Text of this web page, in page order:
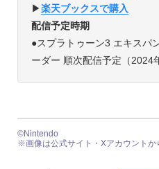
▶︎楽天ブックスで購入
配信予定時期
●スプラトゥーン3 エキス
ーダー 順次配信予定（2024
©︎Nintendo
※画像は公式サイト・Xアカウントか